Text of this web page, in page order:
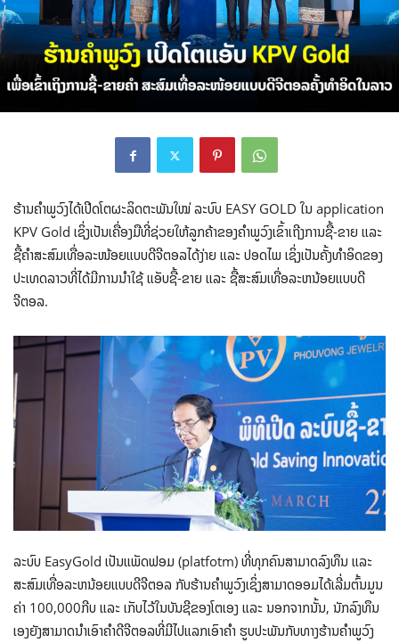
ຮ້ານຄໍາພູວົງໄດ້ເປີດໂຕຜະລິດຕະພັນໃໝ່ ລະບົບ EASY GOLD ໃນ application
KPV Gold ເຊິ່ງເປັນເຄື່ອງມືທີ່ຊ່ວຍໃຫ້ລູກຄ້າຂອງຄໍາພູວົງເຂົ້າເຖີງການຊື້-ຂາຍ ແລະ
ຊື້ຄໍາສະສົມເທື່ອລະໜ້ອຍແບບດີຈີຕອລໄດ້ງ່າຍ ແລະ ປອດໄພ ເຊິ່ງເປັນຄັ້ງທໍາອິດຂອງ
ປະເທດລາວທີ່ໄດ້ມີການນໍາໃຊ້ ແອັບຊື້-ຂາຍ ແລະ ຊື້ສະສົມເທື່ອລະຫນ້ອຍແບບດີ
ຈີຕອລ.
ລະບົບ EasyGold ເປັນແພັດຟອມ (platfotm) ທີ່ທຸກຄົນສາມາດລົງທຶນ ແລະ
ສະສົມເທື່ອລະຫນ້ອຍແບບດີຈີຕອລ ກັບຮ້ານຄໍາພູວົງເຊິ່ງສາມາດອອມໄດ້ເລີ່ມຕົ້ນມູນ
ຄ່າ 100,000ກີບ ແລະ ເກັບໄວ້ໃນບັນຊີຂອງໂຕເອງ ແລະ ນອກຈາກນັ້ນ, ນັກລົງທຶນ
ເອງຍັງສາມາດນໍາເອົາຄໍາດີຈີຕອລທີ່ມີໄປແລກເອົາຄໍາ ຮູບປະພັນກັບທາງຮ້ານຄໍາພູວົງ